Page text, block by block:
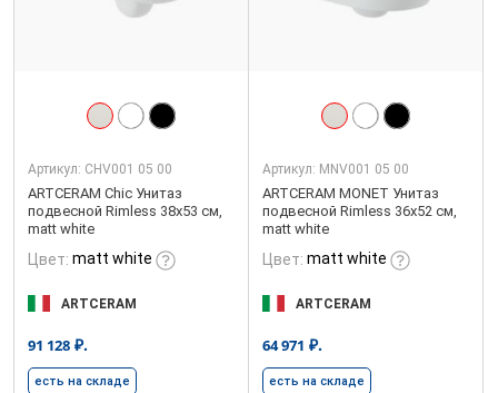
Артикул: CHV001 05 00
ARTCERAM Chic Унитаз
подвесной Rimless 38х53 см,
matt white
Цвет: matt white
ARTCERAM
91 128 ₽.
есть на складе
Артикул: MNV001 05 00
ARTCERAM MONET Унитаз
подвесной Rimless 36х52 см,
matt white
Цвет: matt white
ARTCERAM
64 971 ₽.
есть на складе